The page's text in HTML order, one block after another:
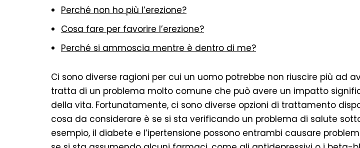
Perché non ho più l’erezione?
Cosa fare per favorire l’erezione?
Perché si ammoscia mentre è dentro di me?
Ci sono diverse ragioni per cui un uomo potrebbe non riuscire più ad
tratta di un problema molto comune che può avere un impatto
della vita. Fortunatamente, ci sono diverse opzioni di trattamento
cosa da considerare è se si sta verificando un problema di salute
esempio, il diabete e l’ipertensione possono entrambi causare